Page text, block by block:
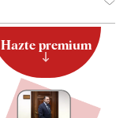
Hazte premium